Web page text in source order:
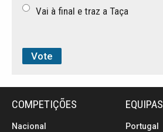
Vai à final e traz a Taça
COMPETIÇÕES
Nacional
EQUIPAS
Portugal